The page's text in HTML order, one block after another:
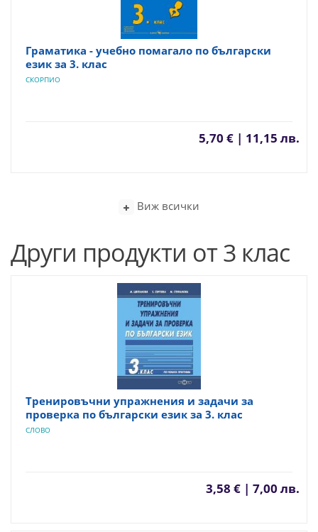
Граматика - учебно помагало по български
език за 3. клас
СКОРПИО
5,70 € | 11,15 лв.
Виж всички
Други продукти от 3 клас
Тренировъчни упражнения и задачи за
проверка по български език за 3. клас
СЛОВО
3,58 € | 7,00 лв.